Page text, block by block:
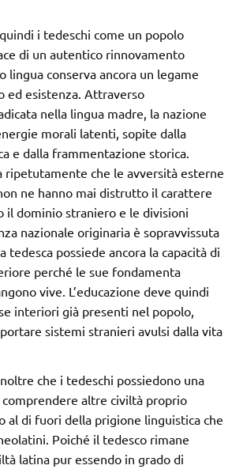
i tedeschi come un popolo
di un autentico rinnovamento
lingua conserva ancora un legame
ed esistenza. Attraverso
nella lingua madre, la nazione
morali latenti, sopite dalla
e dalla frammentazione storica.
ripetutamente che le avversità esterne
ne hanno mai distrutto il carattere
il dominio straniero e le divisioni
nazionale originaria è sopravvissuta
tedesca possiede ancora la capacità di
perché le sue fondamenta
vive. L’educazione deve quindi
interiori già presenti nel popolo,
sistemi stranieri avulsi dalla vita
che i tedeschi possiedono una
comprendere altre civiltà proprio
al di fuori della prigione linguistica che
Poiché il tedesco rimane
latina pur essendo in grado di